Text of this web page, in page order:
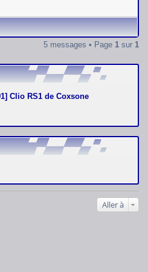
5 messages • Page 1 sur 1
[91] Clio RS1 de Coxsone
Aller à